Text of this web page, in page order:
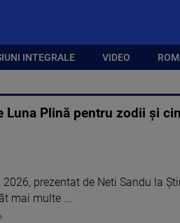
INTEGRALE VIDEO
Luna Plină pentru zodii și
prezentat de Neti Sandu la
mai multe ...